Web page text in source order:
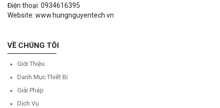
Điện thoại: 0934616395
Website: www.hungnguyentech.vn
VỀ CHÚNG TÔI
Giới Thiệu
Danh Mục Thiết Bị
Giải Pháp
Dịch Vụ